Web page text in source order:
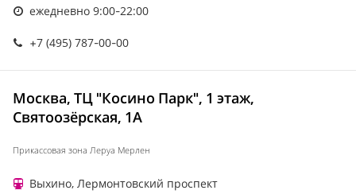
ежедневно 9:00-22:00
+7 (495) 787-00-00
Москва, ТЦ "Косино Парк", 1 этаж,
Святоозёрская, 1А
Прикассовая зона Леруа Мерлен
Выхино, Лермонтовский проспект